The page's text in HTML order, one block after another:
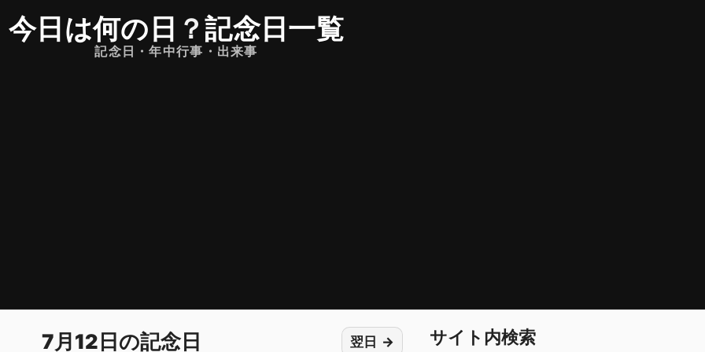
今日は何の日 ？記念日一覧
記念日・年中行事・出来事
7月12日の記念日 翌日 サイト内検索